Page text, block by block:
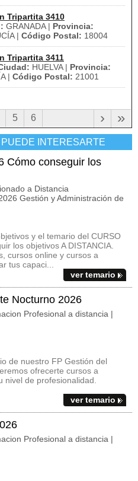
Tripartita 3410
GRANADA | Provincia:
| Código Postal: 18004
Tripartita 3411
HUELVA | Provincia:
| Código Postal: 21001
5 6 »
›
INTERESARTE
Cómo conseguir los
a Distancia
Gestión y Administración de
y el temario del CURSO
los objetivos A DISTANCIA.
cursos online y cursos a
tus capaci...
ver temario
Nocturno 2026
Profesional a distancia |
de nuestro FP Gestión del
ofrecerte cursos a
de profesionalidad.
ver temario
Profesional a distancia |